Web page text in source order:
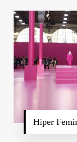
Hiper